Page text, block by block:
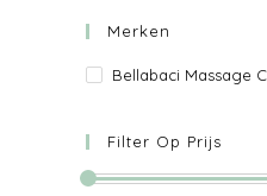
Merken
Bellabaci Massage
Filter Op Prijs